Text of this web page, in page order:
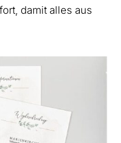
fort, damit alles aus